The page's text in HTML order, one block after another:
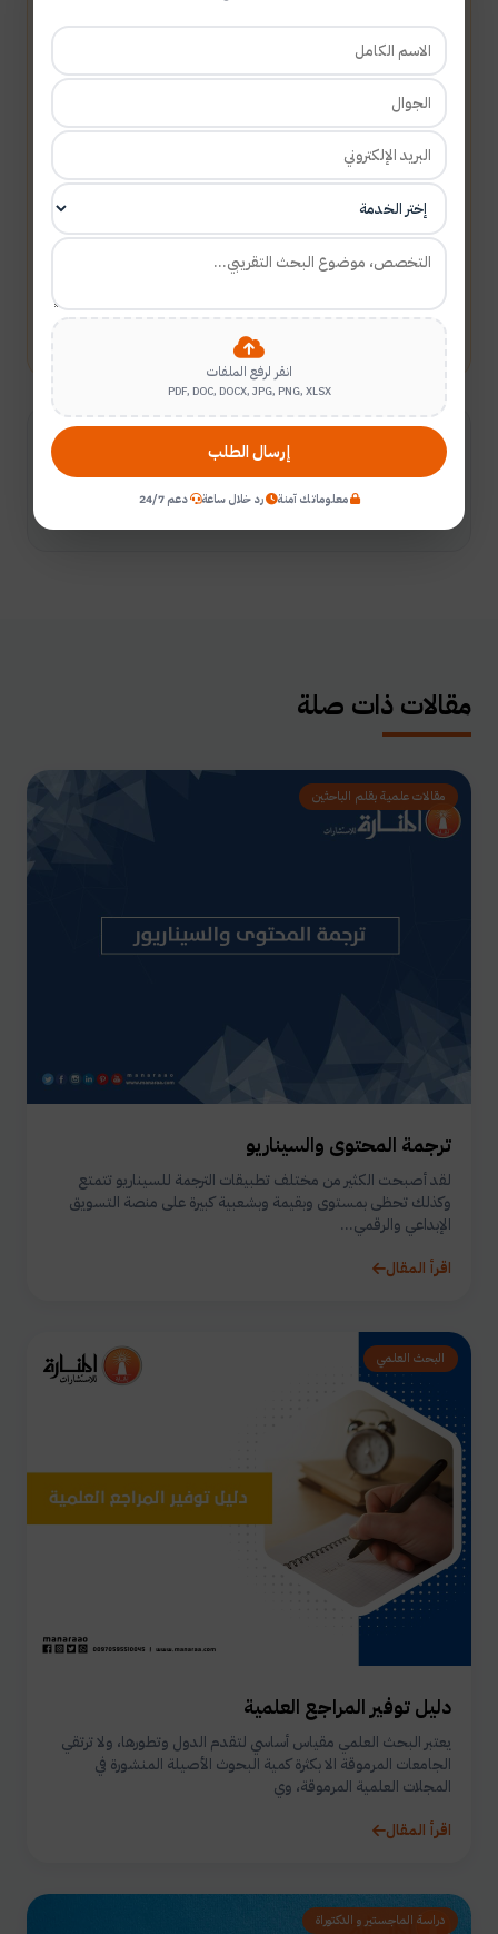
شارك المقال
مقالات ذات صلة
مقالات علمية بقلم الباحثين
ترجمة المحتوى والسيناريو
لقد أصبحت الكثير من مختلف تطبيقات الترجمة للسيناريو تتمتع
وكذلك تحظى بمستوى وبقيمة وبشعبية كبيرة على منصة التسويق
الإبداعي والرقمي...
اقرأ المقال
البحث العلمي
دليل توفير المراجع العلمية
يعتبر البحث العلمي مقياس أساسي لتقدم الدول وتطورها، ولا ترتقي
الجامعات المرموقة الا بكثرة كمية البحوث الأصيلة المنشورة في
المجلات العلمية المرموقة، وي
اقرأ المقال
دراسة الماجستير و الدكتوراة
انقر لرفع الملفات
PDF, DOC, DOCX, JPG, PNG, XLSX
إرسال الطلب
معلوماتك آمنة رد خلال ساعة دعم 24/7